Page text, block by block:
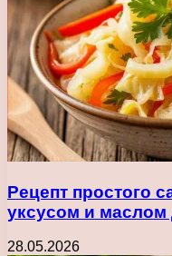
Рецепт простого
уксусом и
28.05.2026